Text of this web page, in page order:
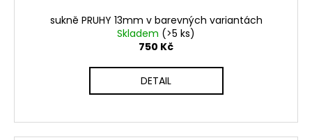
sukně PRUHY 13mm v barevných variantách
Skladem (>5 ks)
750 Kč
DETAIL